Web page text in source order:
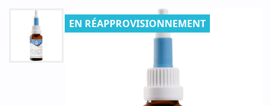
EN RÉAPPROVISIONNEMENT